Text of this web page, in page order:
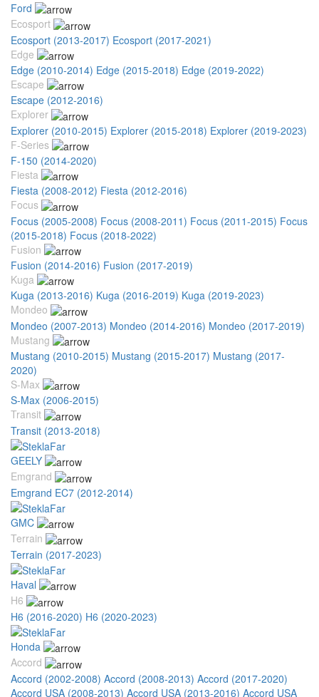
Ford
Ecosport
Ecosport (2013-2017) Ecosport (2017-2021)
Edge
Edge (2010-2014) Edge (2015-2018) Edge (2019-2022)
Escape
Escape (2012-2016)
Explorer
Explorer (2010-2015) Explorer (2015-2018) Explorer (2019-2023)
F-Series
F-150 (2014-2020)
Fiesta
Fiesta (2008-2012) Fiesta (2012-2016)
Focus
Focus (2005-2008) Focus (2008-2011) Focus (2011-2015) Focus
(2015-2018) Focus (2018-2022)
Fusion
Fusion (2014-2016) Fusion (2017-2019)
Kuga
Kuga (2013-2016) Kuga (2016-2019) Kuga (2019-2023)
Mondeo
Mondeo (2007-2013) Mondeo (2014-2016) Mondeo (2017-2019)
Mustang
Mustang (2010-2015) Mustang (2015-2017) Mustang (2017-
2020)
S-Max
S-Max (2006-2015)
Transit
Transit (2013-2018)
GEELY
Emgrand
Emgrand EC7 (2012-2014)
GMC
Terrain
Terrain (2017-2023)
Haval
H6
H6 (2016-2020) H6 (2020-2023)
Honda
Accord
Accord (2002-2008) Accord (2008-2013) Accord (2017-2020)
Accord USA (2008-2013) Accord USA (2013-2016) Accord USA